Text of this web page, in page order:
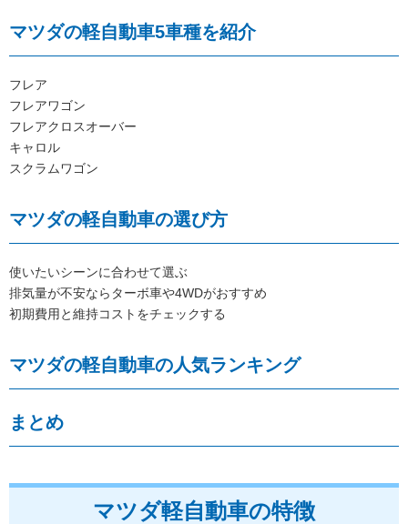
マツダの軽自動車5車種を紹介
フレア
フレアワゴン
フレアクロスオーバー
キャロル
スクラムワゴン
マツダの軽自動車の選び方
使いたいシーンに合わせて選ぶ
排気量が不安ならターボ車や4WDがおすすめ
初期費用と維持コストをチェックする
マツダの軽自動車の人気ランキング
まとめ
マツダ軽自動車の特徴